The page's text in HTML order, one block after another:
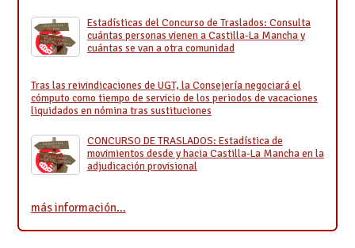
Estadísticas del Concurso de Traslados: Consulta
cuántas personas vienen a Castilla-La Mancha y
cuántas se van a otra comunidad
Tras las reivindicaciones de UGT, la Consejería negociará el
cómputo como tiempo de servicio de los periodos de vacaciones
liquidados en nómina tras sustituciones
CONCURSO DE TRASLADOS: Estadística de
movimientos desde y hacia Castilla-La Mancha en la
adjudicación provisional
más información…